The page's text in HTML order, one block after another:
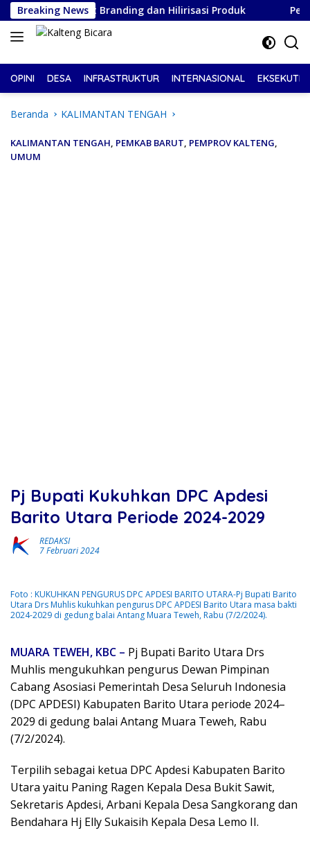
Langsung
ke
konten
Breaking News
Perkuat Branding dan Hilirisasi Produk Pelantikan
OPINI DESA INFRASTRUKTUR INTERNASIONAL EKSEKUTIF
Beranda KALIMANTAN TENGAH
KALIMANTAN TENGAH, PEMKAB BARUT, PEMPROV KALTENG,
UMUM
Pj Bupati Kukuhkan DPC Apdesi
Barito Utara Periode 2024-2029
REDAKSI
7 Februari 2024
Foto : KUKUHKAN PENGURUS DPC APDESI BARITO UTARA-Pj Bupati Barito
Utara Drs Muhlis kukuhkan pengurus DPC APDESI Barito Utara masa bakti
2024-2029 di gedung balai Antang Muara Teweh, Rabu (7/2/2024).
MUARA TEWEH, KBC – Pj Bupati Barito Utara Drs
Muhlis mengukuhkan pengurus Dewan Pimpinan
Cabang Asosiasi Pemerintah Desa Seluruh Indonesia
(DPC APDESI) Kabupaten Barito Utara periode 2024–
2029 di gedung balai Antang Muara Teweh, Rabu
(7/2/2024).
Terpilih sebagai ketua DPC Apdesi Kabupaten Barito
Utara yaitu Paning Ragen Kepala Desa Bukit Sawit,
Sekretaris Apdesi, Arbani Kepala Desa Sangkorang dan
Bendahara Hj Elly Sukaisih Kepala Desa Lemo II.